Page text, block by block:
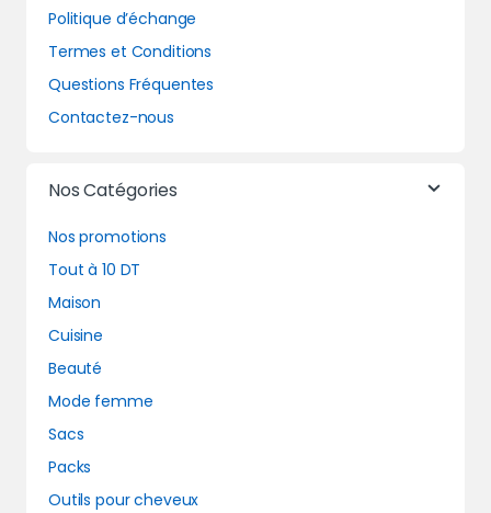
Politique d’échange
Termes et Conditions
Questions Fréquentes
Contactez-nous
Nos Catégories
Nos promotions
Tout à 10 DT
Maison
Cuisine
Beauté
Mode femme
Sacs
Packs
Outils pour cheveux